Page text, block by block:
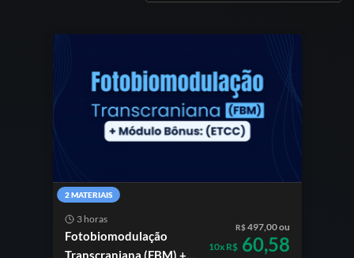
2 MATERIAIS
3 horas
Fotobiomodulação
Transcraniana (FBM) +
R$497,00 ou
10x R$60,58